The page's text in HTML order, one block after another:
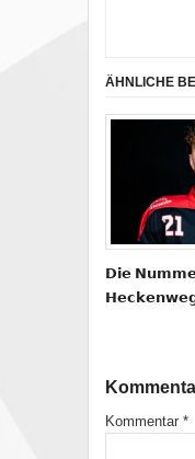
ÄHNLICHE
𝗗𝗶𝗲
Kommentar *